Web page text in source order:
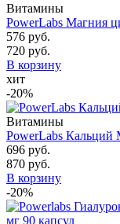
Витамины
PowerLabs Магния
576 руб.
720 руб.
В корзину
хит
-20%
Витамины
PowerLabs Кальций
696 руб.
870 руб.
В корзину
-20%